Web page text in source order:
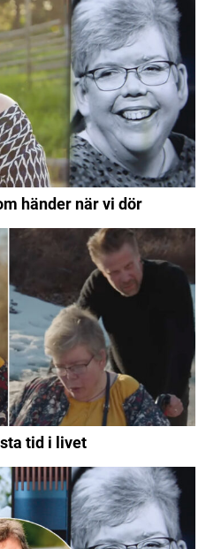
händer när vi dör
tid i livet